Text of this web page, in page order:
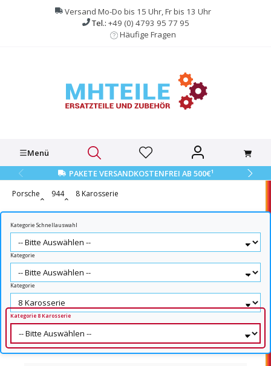
springen
Versand Mo-Do bis 15 Uhr, Fr bis 13 Uhr
Tel.: +49 (0) 4793 95 77 95
Häufige Fragen
Menü
PAKETE VERSANDKOSTENFREI AB 500€1
Porsche 944 8 Karosserie
Kategorie Schnellauswahl
Kategorie
Kategorie
Kategorie 8 Karosserie